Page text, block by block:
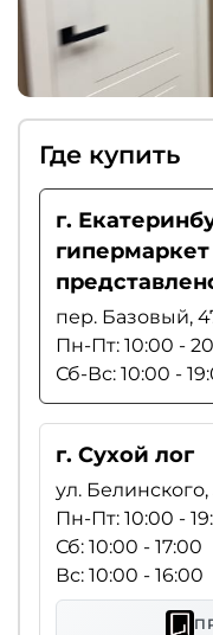
Где купить
г.
пер. Базовый,
Пн-Пт: 10:00 -
Сб-Вс: 10:00 -
г. Сухой лог
ул. Белинского,
Пн-Пт: 10:00 -
Сб: 10:00 - 17:00
Вс: 10:00 - 16:00